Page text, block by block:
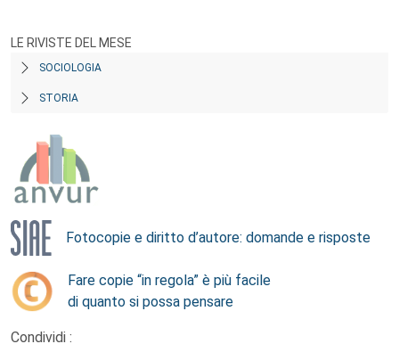
LE RIVISTE DEL MESE
SOCIOLOGIA
STORIA
Fotocopie e diritto d’autore: domande e risposte
Fare copie “in regola” è più facile
di quanto si possa pensare
Condividi :